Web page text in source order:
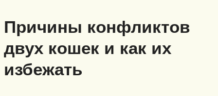
Причины конфликтов
двух кошек и как их
избежать